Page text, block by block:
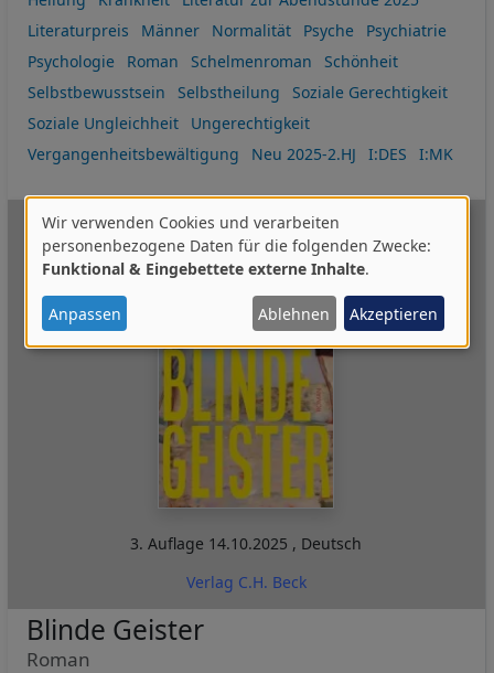
Literaturpreis
Männer Normalität Psyche
Psychiatrie
Psychologie
Roman Schelmenroman
Schönheit
Selbstbewusstsein
Selbstheilung
Soziale Gerechtigkeit
Soziale Ungleichheit
Ungerechtigkeit
Vergangenheitsbewältigung
Neu 2025-2.HJ I:DES I:MK
3. Auflage 14.10.2025 , Deutsch
Verlag C.H. Beck
Blinde Geister
Roman
Verwendung
von
personenbezogenen
Daten
Wir verwenden Cookies und verarbeiten
personenbezogene Daten für die folgenden Zwecke:
Funktional & Eingebettete externe Inhalte.
Anpassen Ablehnen Akzeptieren